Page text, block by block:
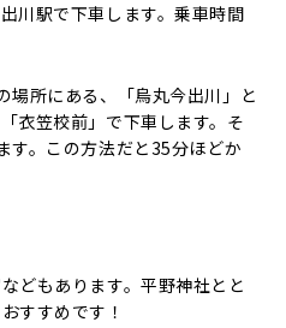
川駅で下車します。乗車時間
場所にある、「烏丸今出川」と
衣笠校前」で下車します。そ
す。この方法だと35分ほどか
どもあります。平野神社とと
すすめです！